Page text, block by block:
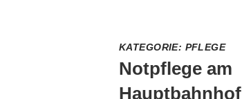
KATEGORIE: PFLEGE
Notpflege am
Hauptbahnhof